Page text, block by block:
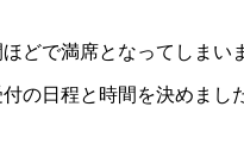
どで満席となってしまい
の日程と時間を決めまし